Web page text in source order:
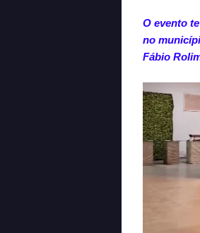
O evento
no
Fábio